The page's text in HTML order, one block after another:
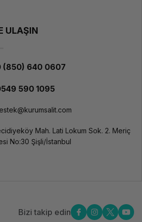
ULAŞIN
(850) 640 0607
590 1095
Mah. Lati Lokum Sok. 2. Meriç
No:30 Şişli/İstanbul
Bizi takip edin